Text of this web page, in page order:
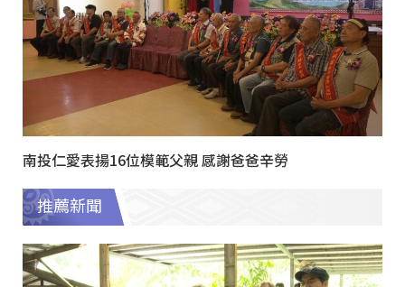
南投仁愛表揚16位模範父親 感謝爸爸辛勞
推薦新聞